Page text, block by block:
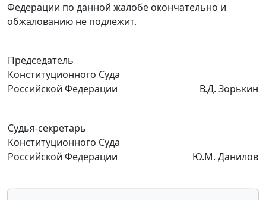
Федерации по данной жалобе окончательно и
обжалованию не подлежит.
Председатель
Конституционного Суда
Российской Федерации
В.Д. Зорькин
Судья-секретарь
Конституционного Суда
Российской Федерации
Ю.М. Данилов